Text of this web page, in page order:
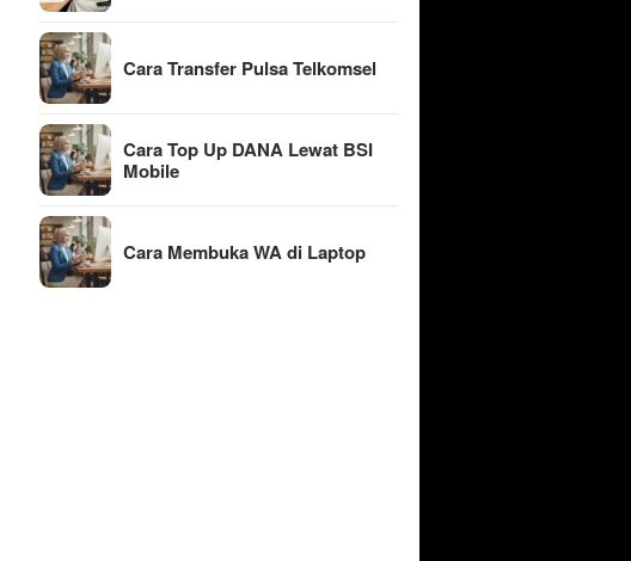
Cara Transfer Pulsa Telkomsel
Cara Top Up DANA Lewat BSI
Mobile
Cara Membuka WA di Laptop